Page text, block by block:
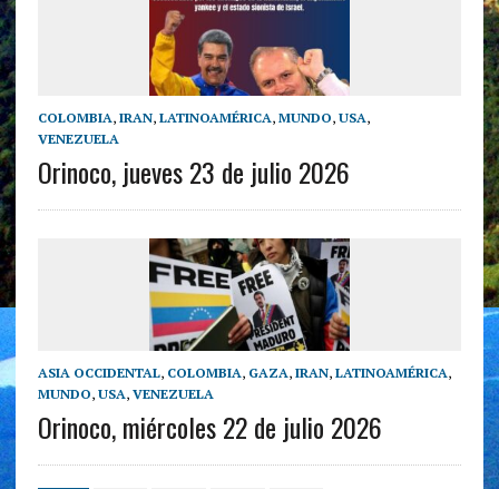
COLOMBIA, IRAN, LATINOAMÉRICA, MUNDO, USA,
VENEZUELA
Orinoco, jueves 23 de julio 2026
ASIA OCCIDENTAL, COLOMBIA, GAZA, IRAN, LATINOAMÉRICA,
MUNDO, USA, VENEZUELA
Orinoco, miércoles 22 de julio 2026